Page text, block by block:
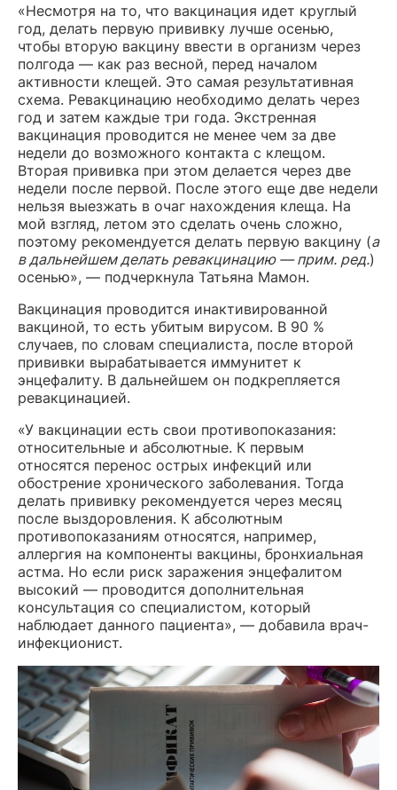
«Несмотря на то, что вакцинация идет круглый
год, делать первую прививку лучше осенью,
чтобы вторую вакцину ввести в организм через
полгода — как раз весной, перед началом
активности клещей. Это самая результативная
схема. Ревакцинацию необходимо делать через
год и затем каждые три года. Экстренная
вакцинация проводится не менее чем за две
недели до возможного контакта с клещом.
Вторая прививка при этом делается через две
недели после первой. После этого еще две недели
нельзя выезжать в очаг нахождения клеща. На
мой взгляд, летом это сделать очень сложно,
поэтому рекомендуется делать первую вакцину (а
в дальнейшем делать ревакцинацию — прим. ред.)
осенью», — подчеркнула Татьяна Мамон.
Вакцинация проводится инактивированной
вакциной, то есть убитым вирусом. В 90 %
случаев, по словам специалиста, после второй
прививки вырабатывается иммунитет к
энцефалиту. В дальнейшем он подкрепляется
ревакцинацией.
«У вакцинации есть свои противопоказания:
относительные и абсолютные. К первым
относятся перенос острых инфекций или
обострение хронического заболевания. Тогда
делать прививку рекомендуется через месяц
после выздоровления. К абсолютным
противопоказаниям относятся, например,
аллергия на компоненты вакцины, бронхиальная
астма. Но если риск заражения энцефалитом
высокий — проводится дополнительная
консультация со специалистом, который
наблюдает данного пациента», — добавила врач-
инфекционист.